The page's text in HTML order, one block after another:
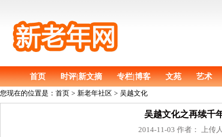
首页 时评|新文摘 专栏|博客 文苑 艺术
您现在的位置是： 首页 > 新老年社区 > 吴越文化
吴越文化之再续千
2014-11-03 作者： 上传